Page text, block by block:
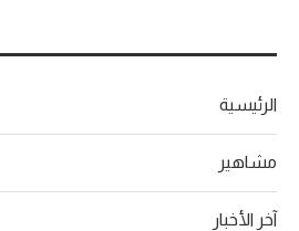
الرئيسية
مشاهير
آخر الأخبار